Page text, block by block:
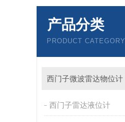
产品分类
PRODUCT CATEGORY
西门子微波雷达物位计
西门子雷达液位计